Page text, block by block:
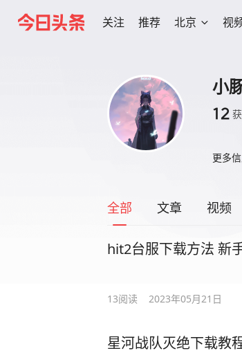
关注 推荐 北京 视
小
12
更多
全部 文章 视频
hit2台服下载方法 新
13阅读 2023年05月21日
星河战队灭绝下载教